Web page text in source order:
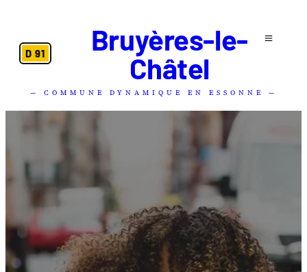
D 91
Bruyères-le-
Châtel
— COMMUNE DYNAMIQUE EN ESSONNE —